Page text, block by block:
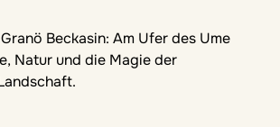
Beckasin: Am Ufer des Ume
Natur und die Magie der